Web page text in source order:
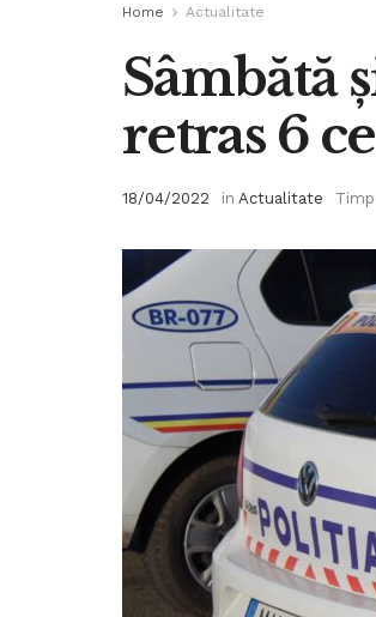
Home Actualitate
Sâmbătă
retras 6
18/04/2022 in Actualitate